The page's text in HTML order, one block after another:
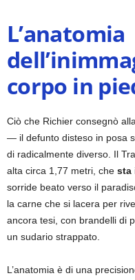
L’anatomia
corpo in
Ciò che Richier consegnò
— il defunto disteso in posa
di radicalmente diverso. Il
alta circa 1,77 metri, che sta
sorride beato verso il
la carne che si lacera per
ancora tesi, con brandelli di
un sudario strappato.
L’anatomia è di una